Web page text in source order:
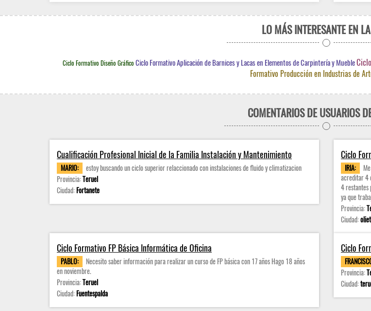
LO MÁS INTERESANTE EN
Ciclo Formativo Diseño Gráfico Ciclo Formativo Aplicación de Barnices y Lacas en Elementos de Carpintería y Mueble
Formativo Producción en Industrias de
COMENTARIOS DE USUARIOS
Cualificación Profesional Inicial de la Familia Instalación y Mantenimiento
MARIO:
estoy buscando un ciclo superior relaccionado con instalaciones de fluido y climatizacion
Provincia:Teruel
Ciudad:Fortanete
Ciclo
IRIA:
acreditar 4
4 restantes
ya que
Provincia:
Ciudad:
Ciclo Formativo FP Básica Informática de Oficina
PABLO:
Necesito saber información para realizar un curso de FP básica con 17 años Hago 18 años
en noviembre.
Provincia:Teruel
Ciudad:Fuentespalda
Ciclo
Provincia:
Ciudad: